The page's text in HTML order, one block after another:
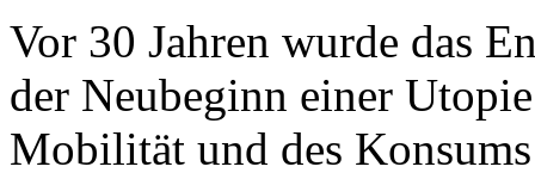
Vor 30 Jahren wurde das
der Neubeginn einer
Mobilität und des